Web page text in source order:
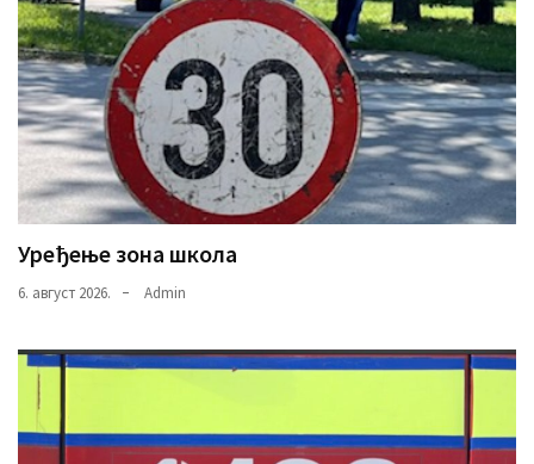
Уређење зона школа
6. август 2026. Admin